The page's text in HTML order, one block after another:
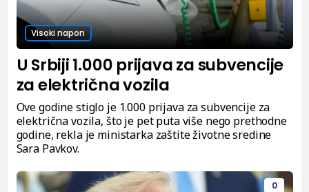
Visoki napon
U Srbiji 1.000 prijava za subvencije
za električna vozila
Ove godine stiglo je 1.000 prijava za subvencije za
električna vozila, što je pet puta više nego prethodne
godine, rekla je ministarka zaštite životne sredine
Sara Pavkov.
0